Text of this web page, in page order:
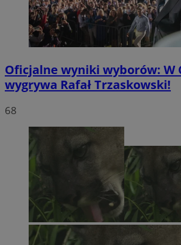
Oficjalne wyniki wyborów: W
wygrywa Rafał Trzaskowski!
68